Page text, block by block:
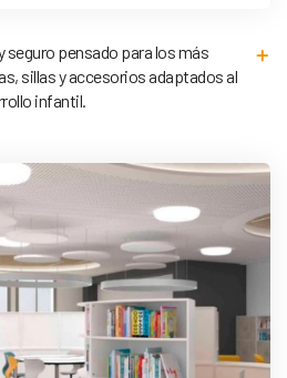
seguro pensado para los más
sillas y accesorios adaptados al
infantil.